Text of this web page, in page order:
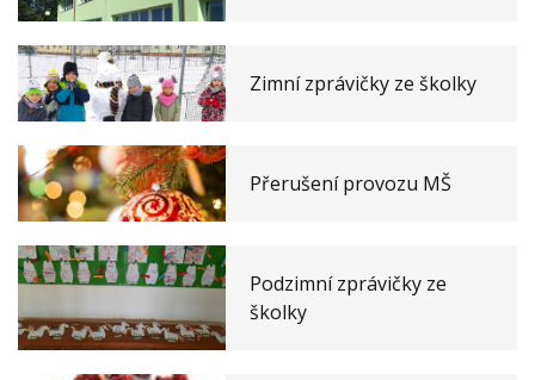
Zimní zprávičky ze školky
Přerušení provozu MŠ
Podzimní zprávičky ze
školky